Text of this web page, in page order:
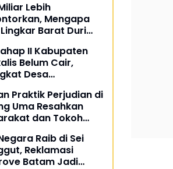
Lebih
Mengapa
Barat Duri
II Kabupaten
Belum Cair,
Desa
Praktik Perjudian di
Uma Resahkan
dan Tokoh
Raib di Sei
Reklamasi
Batam Jadi